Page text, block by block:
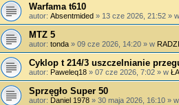
Warfama t610
autor: Absentmided » 13 cze 2026, 21:52 » w
MTZ 5
autor: tonda » 09 cze 2026, 14:20 » w
Cyklop t 214/3 uszczelnianie
autor: Paweleq18 » 07 cze 2026, 7:02 » w
Sprzęgło Super 50
autor: Daniel 1978 » 30 maja 2026, 16:10 » w